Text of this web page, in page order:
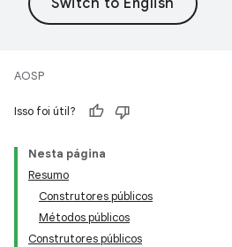
AOSP
Isso foi útil?
Nesta página
Resumo
Construtores públicos
Métodos públicos
Construtores públicos